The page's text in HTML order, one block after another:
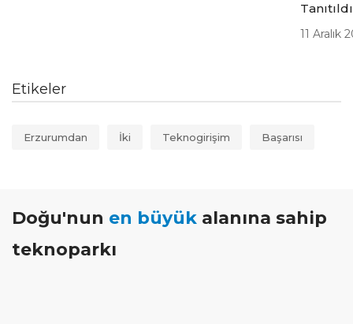
Tanıtıldı
11 Aralık
Etikeler
Erzurumdan İki Teknogirişim Başarısı
Doğu'nun en büyük alanına sahip
teknoparkı